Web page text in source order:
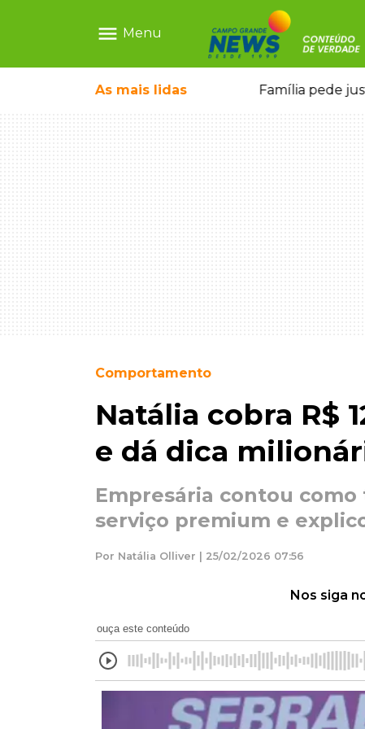
menu Menu
As mais lidas
e morre a caminho do hospital Família pede
Comportamento
Natália cobra R$
e dá dica
Empresária contou
serviço premium e
Por Natália Olliver | 25/02/2026 07:56
Nos siga
ouça este conteúdo